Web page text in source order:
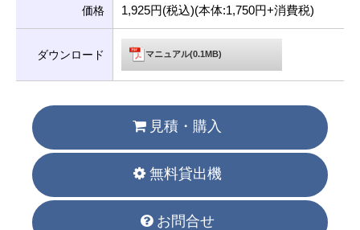
価格 1,925円(税込)(本体:1,750円+消費税)
ダウンロード マニュアル(0.1MB)
見積・購入
無料貸出機
お問合せ